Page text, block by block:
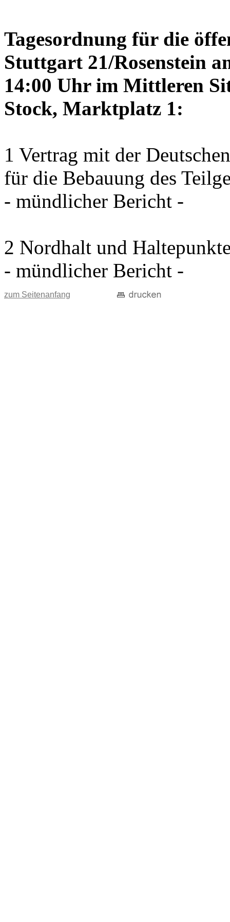
Tagesordnung für die
Stuttgart 21/Rosenstein
14:00 Uhr im Mittleren
Stock, Marktplatz 1:
1 Vertrag mit der
für die Bebauung des
- mündlicher Bericht -
2 Nordhalt und
- mündlicher Bericht -
zum Seitenanfang